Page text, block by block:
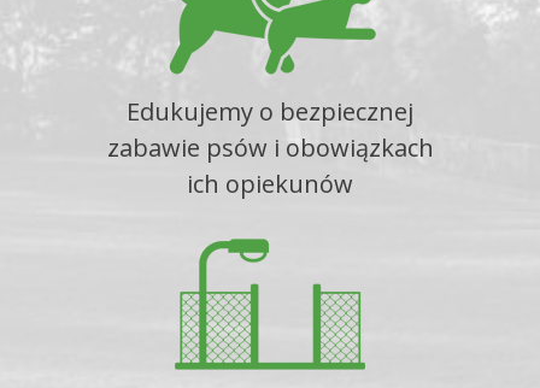
Edukujemy o bezpiecznej
zabawie psów i obowiązkach
ich opiekunów